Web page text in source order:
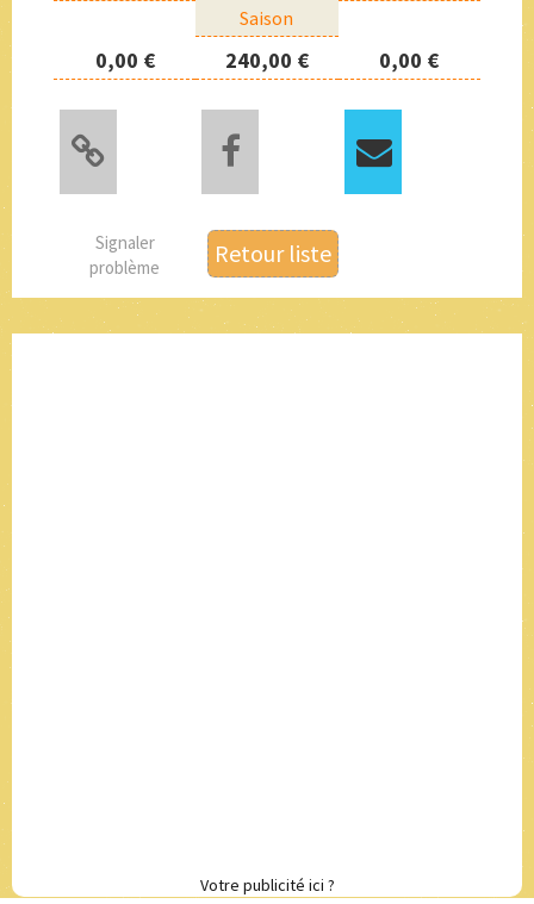
Saison
0,00 € 240,00 € 0,00 €
Signaler
problème
Retour liste
Votre publicité ici ?